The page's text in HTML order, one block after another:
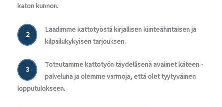
katon kunnon.
2
Laadimme kattotyöstä kirjallisen kiinteähintaisen ja
kilpailukykyisen tarjouksen.
3
Toteutamme kattotyön täydellisenä avaimet käteen -
palveluna ja olemme varmoja, että olet tyytyväinen
lopputulokseen.